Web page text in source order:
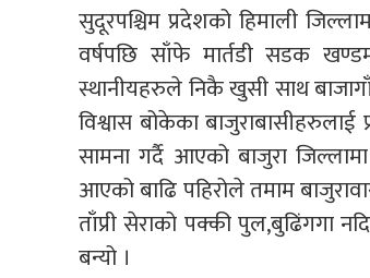
सुदूरपश्चिम प्रदेशको हिमाली
वर्षपछि साँफे मार्तडी सडक
स्थानीयहरुले निकै खुसी साथ
विश्वास बोकेका बाजुराबासीहरुलाई
सामना गर्दै आएको बाजुरा
आएको बाढि पहिरोले तमाम
ताँप्री सेराको पक्की
बन्यो ।